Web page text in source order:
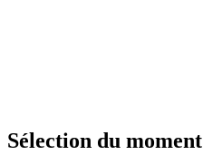
Sélection du moment